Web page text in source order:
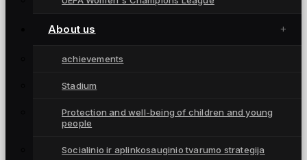
About us
achievements
Stadium
Protection and well-being of children and young
people
Socialinio ir aplinkosauginio tvarumo strategija
Championships
+370 687 33129